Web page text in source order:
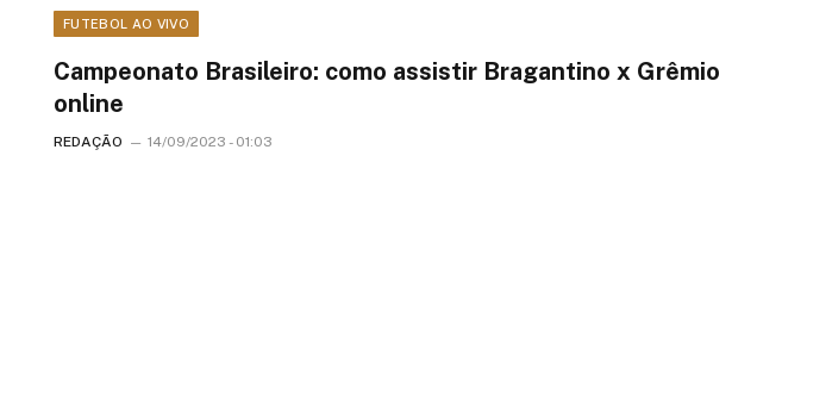
FUTEBOL AO VIVO
Campeonato Brasileiro: como assistir Bragantino x Grêmio
online
REDAÇÃO 14/09/2023 - 01:03